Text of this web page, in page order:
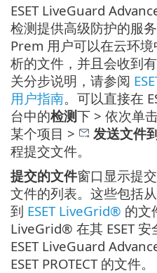
ESET LiveGuard
检测提供高级防护的服务
Prem 用户可以在云环
析的文件，并且会收到
关分步说明，请参阅
用户指南。可以直接在
台中的检测下 > 依次单
某个项目 >
发送文件
程提交文件。
提交的文件窗口显示提
文件的列表。这些包括
到 ESET LiveGrid® 的文
LiveGrid® 在其 ESET
ESET LiveGuard
ESET PROTECT 的文件。